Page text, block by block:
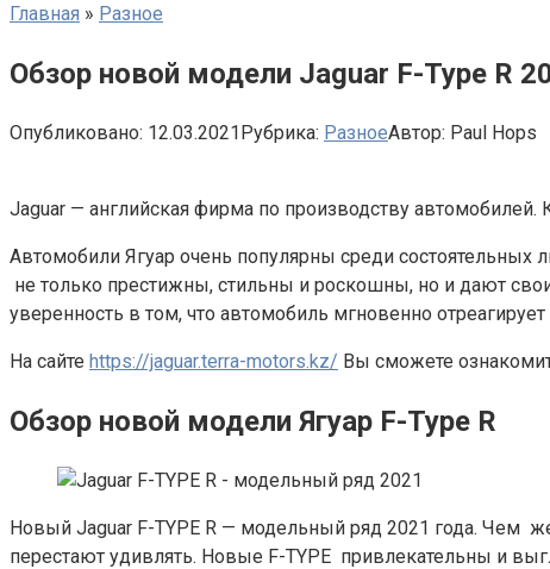
Главная » Разное
Обзор новой модели Jaguar F-Type R
Опубликовано: 12.03.2021Рубрика: РазноеАвтор: Paul Hops
Jaguar — английская фирма по производству
Автомобили Ягуар очень популярны среди
не только престижны, стильны и роскошны, но и дают
уверенность в том, что автомобиль мгновенно
На сайте https://jaguar.terra-motors.kz/ Вы сможете
Обзор новой модели Ягуар F-Type R
Новый Jaguar F-TYPE R — модельный ряд 2021 года. Чем
перестают удивлять. Новые F-TYPE привлекательны и